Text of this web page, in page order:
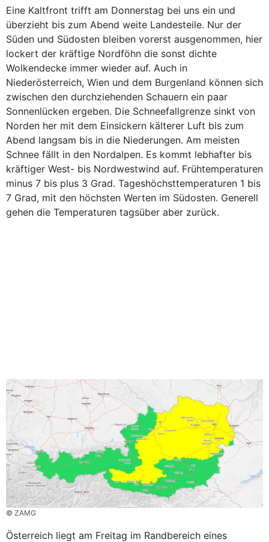
Eine Kaltfront trifft am Donnerstag bei uns ein und
überzieht bis zum Abend weite Landesteile. Nur der
Süden und Südosten bleiben vorerst ausgenommen, hier
lockert der kräftige Nordföhn die sonst dichte
Wolkendecke immer wieder auf. Auch in
Niederösterreich, Wien und dem Burgenland können sich
zwischen den durchziehenden Schauern ein paar
Sonnenlücken ergeben. Die Schneefallgrenze sinkt von
Norden her mit dem Einsickern kälterer Luft bis zum
Abend langsam bis in die Niederungen. Am meisten
Schnee fällt in den Nordalpen. Es kommt lebhafter bis
kräftiger West- bis Nordwestwind auf. Frühtemperaturen
minus 7 bis plus 3 Grad. Tageshöchsttemperaturen 1 bis
7 Grad, mit den höchsten Werten im Südosten. Generell
gehen die Temperaturen tagsüber aber zurück.
© ZAMG
Österreich liegt am Freitag im Randbereich eines